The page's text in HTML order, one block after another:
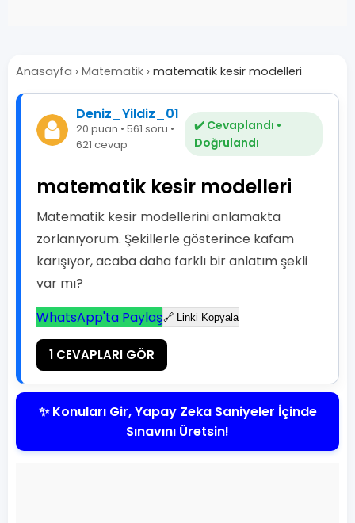
Anasayfa › Matematik › matematik kesir modelleri
Deniz_Yildiz_01
20 puan • 561 soru •
621 cevap
✔️ Cevaplandı •
Doğrulandı
matematik kesir modelleri
Matematik kesir modellerini anlamakta
zorlanıyorum. Şekillerle gösterince kafam
karışıyor, acaba daha farklı bir anlatım şekli
var mı?
WhatsApp'ta Paylaş🔗 Linki Kopyala
1 CEVAPLARI GÖR
✨ Konuları Gir, Yapay Zeka Saniyeler İçinde
Sınavını Üretsin!